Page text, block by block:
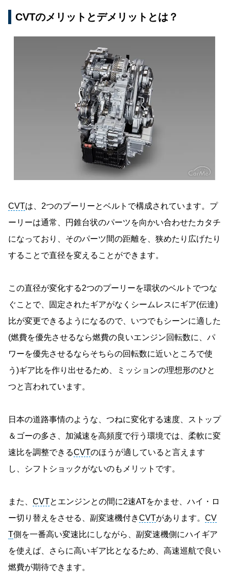
CVTのメリットとデメリットとは？
CVTは、2つのプーリーとベルトで構成されています。プ
ーリーは通常、円錐台状のパーツを向かい合わせたカタチ
になっており、そのパーツ間の距離を、狭めたり広げたり
することで直径を変えることができます。
この直径が変化する2つのプーリーを環状のベルトでつな
ぐことで、固定されたギアがなくシームレスにギア(伝達)
比が変更できるようになるので、いつでもシーンに適した
(燃費を優先させるなら燃費の良いエンジン回転数に、パ
ワーを優先させるならそちらの回転数に近いところで使
う)ギア比を作り出せるため、ミッションの理想形のひと
つと言われています。
日本の道路事情のような、つねに変化する速度、ストップ
＆ゴーの多さ、加減速を高頻度で行う環境では、柔軟に変
速比を調整できるCVTのほうが適していると言えます
し、シフトショックがないのもメリットです。
また、 CVTとエンジンとの間に2速ATをかませ、ハイ・ロ
ー切り替えをさせる、副変速機付きCVTがあります。 CV
T側を一番高い変速比にしながら、副変速機側にハイギア
を使えば、さらに高いギア比となるため、高速巡航で良い
燃費が期待できます。